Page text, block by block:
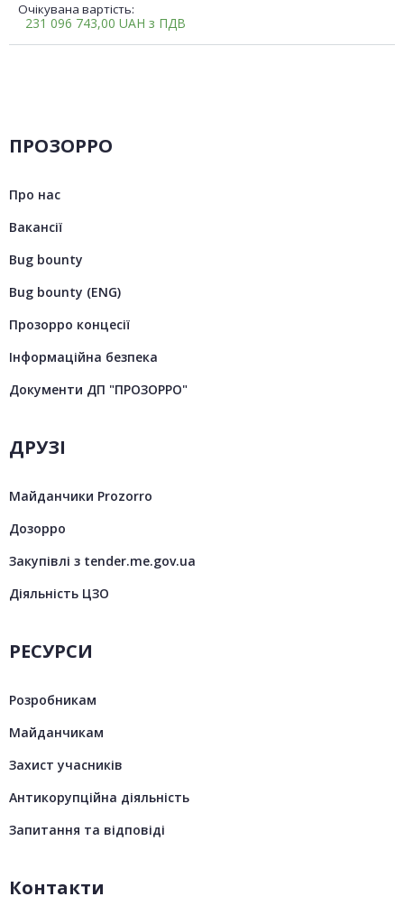
Очікувана вартість:
231 096 743,00 UAH з ПДВ
ПРОЗОРРО
Про нас
Вакансії
Bug bounty
Bug bounty (ENG)
Прозорро концесії
Інформаційна безпека
Документи ДП "ПРОЗОРРО"
ДРУЗІ
Майданчики Prozorro
Дозорро
Закупівлі з tender.me.gov.ua
Діяльність ЦЗО
РЕСУРСИ
Розробникам
Майданчикам
Захист учасників
Антикорупційна діяльність
Запитання та відповіді
Контакти